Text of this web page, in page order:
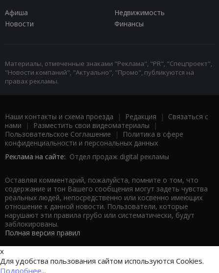
Афиша
Недвижимость
Новости
Финансы
Материалы, отмеченные знаками "Реклама", "PR", "Спецпроект",
"Новости компаний", "Актуально", "Промо", публикуются на
правах рекламы.
Наши контакты и схема проезда | Редакция | Связаться с
нами | Разместить свои видеоматериалы |
Пользовательское Соглашение |
Политика в сфере
конфиденциальности и персональных данных
Реклама на сайте: Отдел продаж digital рекламы
Оставляя комментарий, пожалуйста, помните о том, что
содержание и тон Вашего сообщения могут задеть чувства
реальных людей, непосредственно или косвенно имеющих
отношение к данной новости. Пользователи, которые
нарушают эти правила грубо или систематически, будут
заблокированы.
Полная версия правил
x
Для удобства пользования сайтом используются Cookies.
Подробнее...